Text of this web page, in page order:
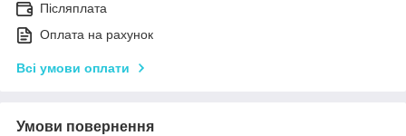
Післяплата
Оплата на рахунок
Всі умови оплати
Умови повернення